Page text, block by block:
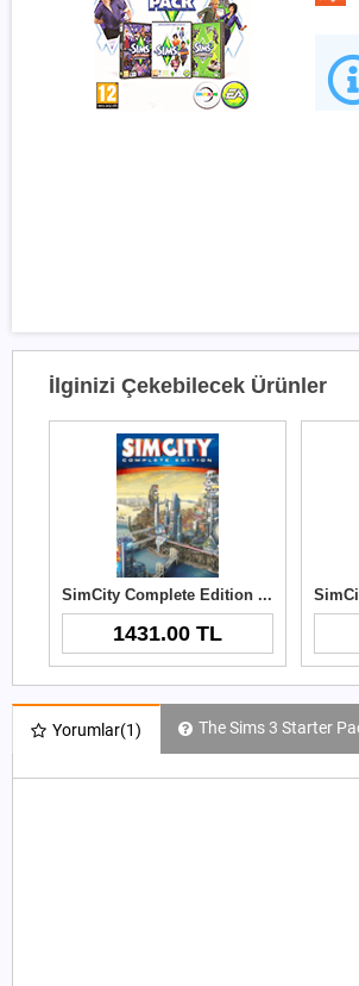
İlginizi Çekebilecek Ürünler
SimCity Complete Edition Origin Key
1431.00 TL
Yorumlar(1) The Sims 3 Starter